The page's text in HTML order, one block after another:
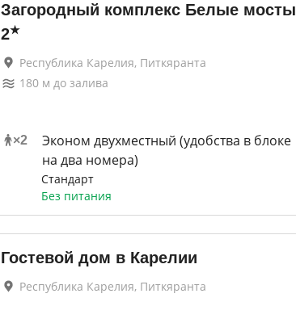
Загородный комплекс Белые мосты
2★
Республика Карелия, Питкяранта
180м до залива
×2
Эконом двухместный (удобства в блоке
на два номера)
Стандарт
Без питания
Гостевой дом в Карелии
Республика Карелия, Питкяранта